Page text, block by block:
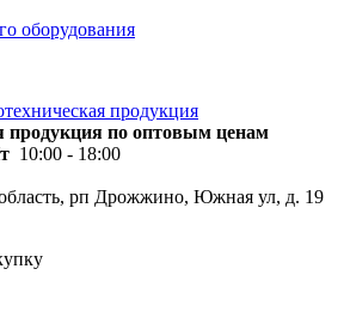
оборудования
продукция по оптовым ценам
10:00 - 18:00
рп Дрожжино, Южная ул, д. 19